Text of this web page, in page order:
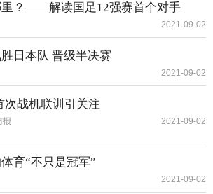
里？——解读国足12强赛首个对手
2021-09-02
日本队 晋级半决赛
2021-09-02
次战机联训引关注
报 2021-09-02
育“不只是冠军”
2021-09-02